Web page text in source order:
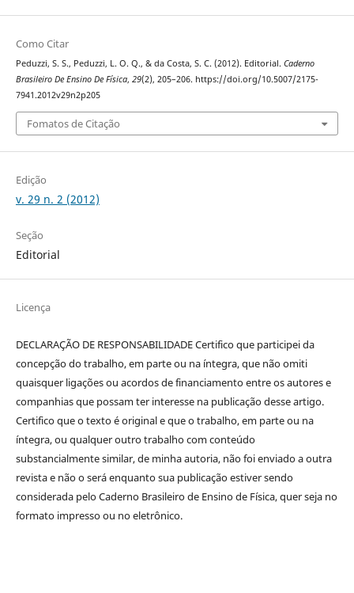
Como Citar
Peduzzi, S. S., Peduzzi, L. O. Q., & da Costa, S. C. (2012). Editorial. Caderno
Brasileiro De Ensino De Física, 29(2), 205–206. https://doi.org/10.5007/2175-
7941.2012v29n2p205
Fomatos de Citação
Edição
v. 29 n. 2 (2012)
Seção
Editorial
Licença
DECLARAÇÃO DE RESPONSABILIDADE Certifico que participei da
concepção do trabalho, em parte ou na íntegra, que não omiti
quaisquer ligações ou acordos de financiamento entre os autores e
companhias que possam ter interesse na publicação desse artigo.
Certifico que o texto é original e que o trabalho, em parte ou na
íntegra, ou qualquer outro trabalho com conteúdo
substancialmente similar, de minha autoria, não foi enviado a outra
revista e não o será enquanto sua publicação estiver sendo
considerada pelo Caderno Brasileiro de Ensino de Física, quer seja no
formato impresso ou no eletrônico.